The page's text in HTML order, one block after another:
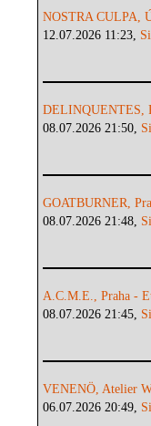
NOSTRA CULPA,
12.07.2026 11:23,
DELINQUENTES,
08.07.2026 21:50,
GOATBURNER,
08.07.2026 21:48,
A.C.M.E., Praha -
08.07.2026 21:45,
VENENÖ, Atelier
06.07.2026 20:49,